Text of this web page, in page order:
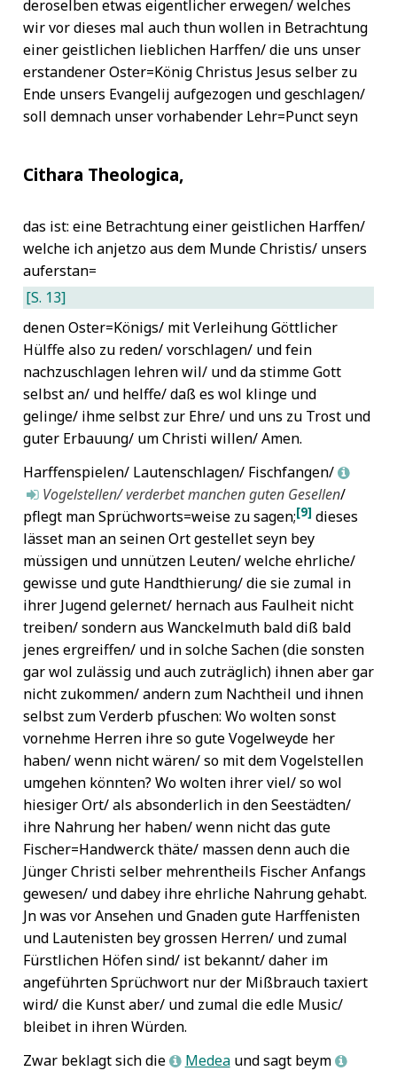
deroselben etwas eigentlicher erwegen/ welches
wir vor dieses mal auch thun wollen in Betrachtung
einer geistlichen lieblichen Harffen/ die uns unser
erstandener Oster=König Christus Jesus selber zu
Ende unsers Evangelij aufgezogen und geschlagen/
soll demnach unser vorhabender Lehr=Punct seyn
Cithara Theologica,
das ist: eine Betrachtung einer geistlichen Harffen/
welche ich anjetzo aus dem Munde Christis/ unsers
auferstan=
[S. 13]
denen Oster=Königs/ mit Verleihung Göttlicher
Hülffe also zu reden/ vorschlagen/ und fein
nachzuschlagen lehren wil/ und da stimme Gott
selbst an/ und helffe/ daß es wol klinge und
gelinge/ ihme selbst zur Ehre/ und uns zu Trost und
guter Erbauung/ um Christi willen/ Amen.
Harffenspielen/ Lautenschlagen/ Fischfangen/ L
MVogelstellen/ verderbet manchen guten Gesellen/
pflegt man Sprüchworts=weise zu sagen;[9] dieses
lässet man an seinen Ort gestellet seyn bey
müssigen und unnützen Leuten/ welche ehrliche/
gewisse und gute Handthierung/ die sie zumal in
ihrer Jugend gelernet/ hernach aus Faulheit nicht
treiben/ sondern aus Wanckelmuth bald diß bald
jenes ergreiffen/ und in solche Sachen (die sonsten
gar wol zulässig und auch zuträglich) ihnen aber gar
nicht zukommen/ andern zum Nachtheil und ihnen
selbst zum Verderb pfuschen: Wo wolten sonst
vornehme Herren ihre so gute Vogelweyde her
haben/ wenn nicht wären/ so mit dem Vogelstellen
umgehen könnten? Wo wolten ihrer viel/ so wol
hiesiger Ort/ als absonderlich in den Seestädten/
ihre Nahrung her haben/ wenn nicht das gute
Fischer=Handwerck thäte/ massen denn auch die
Jünger Christi selber mehrentheils Fischer Anfangs
gewesen/ und dabey ihre ehrliche Nahrung gehabt.
Jn was vor Ansehen und Gnaden gute Harffenisten
und Lautenisten bey grossen Herren/ und zumal
Fürstlichen Höfen sind/ ist bekannt/ daher im
angeführten Sprüchwort nur der Mißbrauch taxiert
wird/ die Kunst aber/ und zumal die edle Music/
bleibet in ihren Würden.
Zwar beklagt sich die L Medeaund sagt beym L